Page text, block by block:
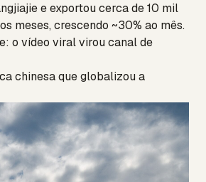
e exportou cerca de 10 mil
meses, crescendo ~30% ao mês.
o vídeo viral virou canal de
chinesa que globalizou a